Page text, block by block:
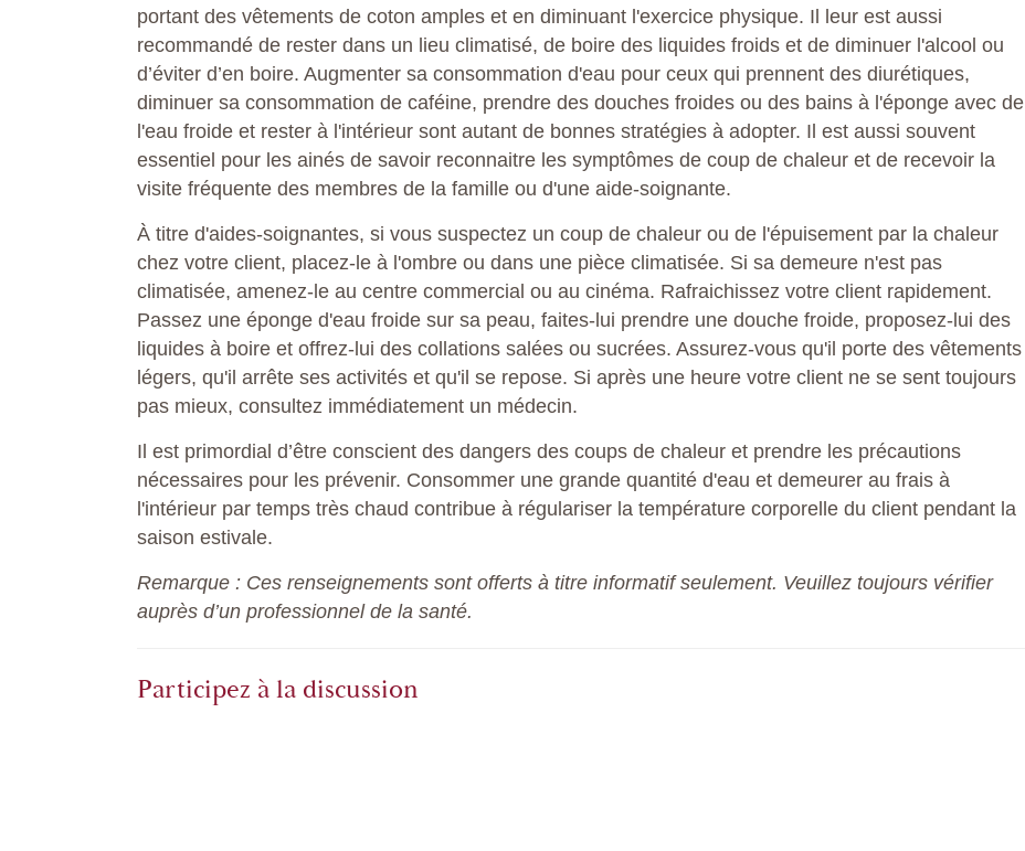
portant des vêtements de coton amples et en diminuant l'exercice physique. Il leur est aussi
recommandé de rester dans un lieu climatisé, de boire des liquides froids et de diminuer l'alcool ou
d’éviter d’en boire. Augmenter sa consommation d'eau pour ceux qui prennent des diurétiques,
diminuer sa consommation de caféine, prendre des douches froides ou des bains à l'éponge avec de
l'eau froide et rester à l'intérieur sont autant de bonnes stratégies à adopter. Il est aussi souvent
essentiel pour les ainés de savoir reconnaitre les symptômes de coup de chaleur et de recevoir la
visite fréquente des membres de la famille ou d'une aide-soignante.
À titre d'aides-soignantes, si vous suspectez un coup de chaleur ou de l'épuisement par la chaleur
chez votre client, placez-le à l'ombre ou dans une pièce climatisée. Si sa demeure n'est pas
climatisée, amenez-le au centre commercial ou au cinéma. Rafraichissez votre client rapidement.
Passez une éponge d'eau froide sur sa peau, faites-lui prendre une douche froide, proposez-lui des
liquides à boire et offrez-lui des collations salées ou sucrées. Assurez-vous qu'il porte des vêtements
légers, qu'il arrête ses activités et qu'il se repose. Si après une heure votre client ne se sent toujours
pas mieux, consultez immédiatement un médecin.
Il est primordial d’être conscient des dangers des coups de chaleur et prendre les précautions
nécessaires pour les prévenir. Consommer une grande quantité d'eau et demeurer au frais à
l'intérieur par temps très chaud contribue à régulariser la température corporelle du client pendant la
saison estivale.
Remarque : Ces renseignements sont offerts à titre informatif seulement. Veuillez toujours vérifier
auprès d’un professionnel de la santé.
Participez à la discussion